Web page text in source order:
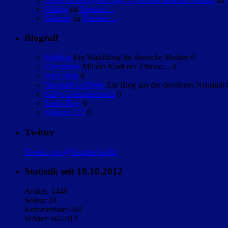
Philipp zu Trennen…
Silencer zu Trennen…
Blogroll
bildblog Ein Watchblog für deutsche Medien 0
Citronimus Mit der Kraft der Zitrone… 0
Jules Blog 0
Neustadt Geflüster Ein Blog aus der dresdener Neustadt
Sallys Gedankenbuch 0
Sashs Blog 0
Silencer 137 0
Twitter
Tweets von @NachtschwPh
Statistik seit 10.10.2012
Artikel: 1448
Seiten: 29
Kommentare: 464
Wörter: 665,912